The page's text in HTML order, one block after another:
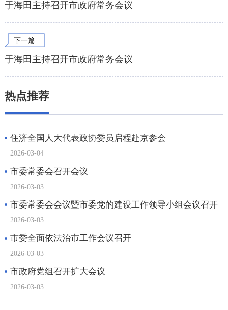
于海田主持召开市政府常务会议
下一篇
于海田主持召开市政府常务会议
热点推荐